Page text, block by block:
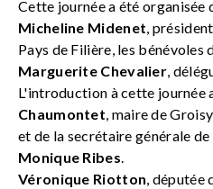
Cette journée a été organisée
Micheline Midenet,
Pays de Filière, les
Marguerite Chevalier,
L'introduction à cette journée
Chaumontet, maire de
et de la secrétaire générale
Monique Ribes.
Véronique Riotton, députée